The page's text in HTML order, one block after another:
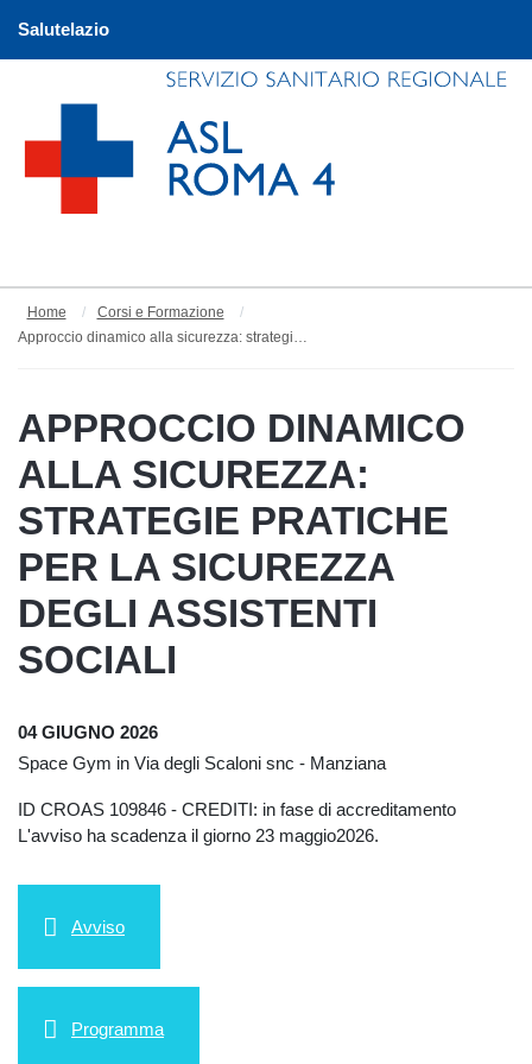
Salutelazio
Home
Corsi e Formazione
Approccio dinamico alla sicurezza: strategie pratiche per la sicurezza degli assistenti sociali
APPROCCIO DINAMICO
ALLA SICUREZZA:
STRATEGIE PRATICHE
PER LA SICUREZZA
DEGLI ASSISTENTI
SOCIALI
04 GIUGNO 2026
Space Gym in Via degli Scaloni snc - Manziana
ID CROAS 109846 - CREDITI: in fase di accreditamento
L'avviso ha scadenza il giorno 23 maggio2026.
Avviso
Programma